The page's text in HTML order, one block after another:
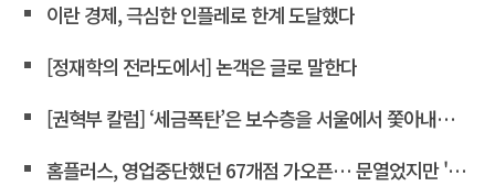
이란 경제, 극심한 인플레로 한계 도달했다
[정재학의 전라도에서] 논객은 글로 말한다
[권혁부 칼럼] ‘세금폭탄’은 보수층을 서울에서 쫓아내려는 계획
홈플러스, 영업중단했던 67개점 가오픈… 문열었지만 '텅빈 매대'